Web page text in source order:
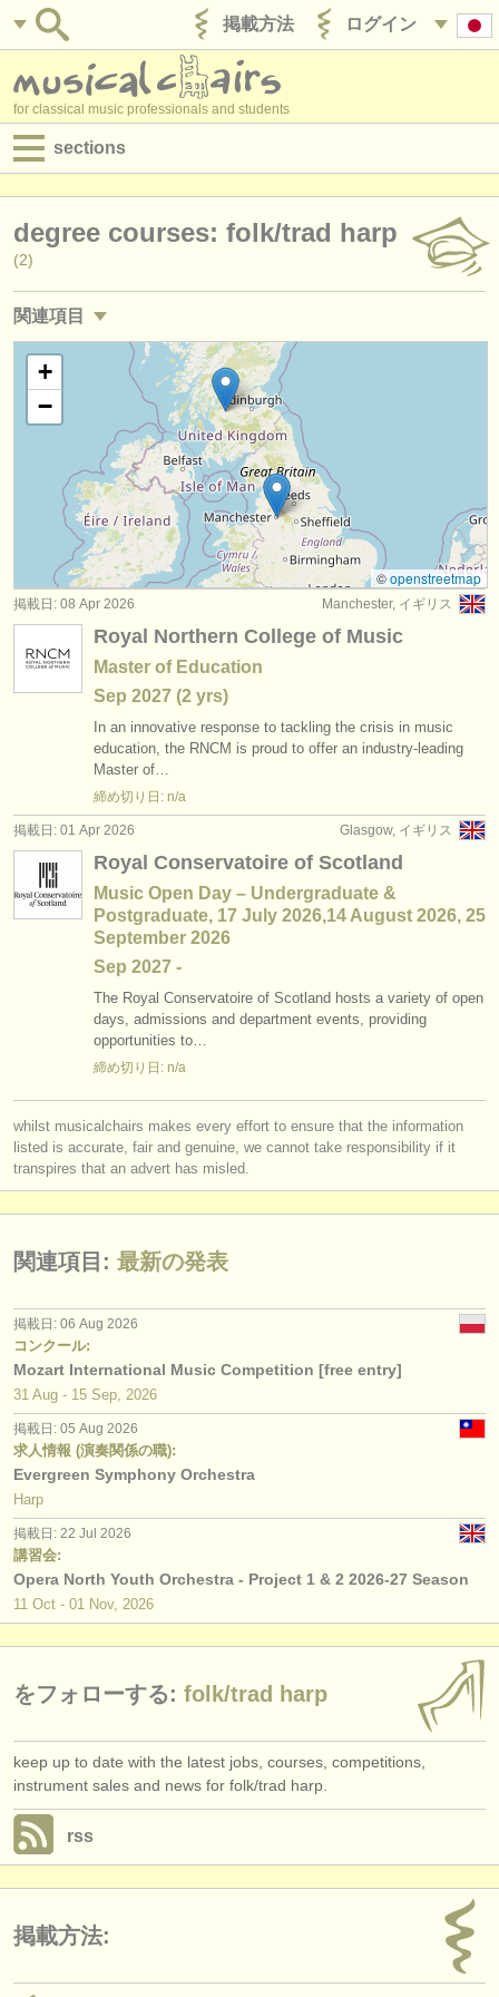
ログイン
掲載方法
for classical music professionals and students
sections
求人情報 (演奏関係の職)
求人情報 (管理者関連の職)
degree courses
講習会
コンクール
楽器の販売
盗まれた楽器
ディレクトリー:
オーケストラ
音楽学校
ユース オーケストラ
musicalchairsについて
お問い合わせ
rss feeds
クラシック音楽ニュース
掲載方法
find out about ourATS
ATSfaq
ログイン
degree courses: folk/trad harp
(2)
関連項目
求人情報 (演奏関係の職): ハープ (4)
求人情報 (教育関連の職): ハープ (1)
講習会: ハープ (4)
degree courses: ハープ (9)
コンクール: ハープ (2)
盗まれた楽器: ハープ
+
−
©openstreetmap
Manchester, イギリス
掲載日: 08 Apr 2026
Royal Northern College of Music
Master of Education
Sep 2027 (2 yrs)
In an innovative response to tackling the crisis in music
education, the RNCM is proud to offer an industry-leading
Master of…
締め切り日: n/a
Glasgow, イギリス
掲載日: 01 Apr 2026
Royal Conservatoire of Scotland
Music Open Day – Undergraduate &
Postgraduate, 17 July 2026,14 August 2026, 25
September 2026
Sep 2027 -
The Royal Conservatoire of Scotland hosts a variety of open
days, admissions and department events, providing
opportunities to…
締め切り日: n/a
whilst musicalchairs makes every effort to ensure that the information
listed is accurate, fair and genuine, we cannot take responsibility if it
transpires that an advert has misled.
関連項目: 最新の発表
掲載日: 06 Aug 2026
コンクール:
Mozart International Music Competition [free entry]
31 Aug - 15 Sep, 2026
掲載日: 05 Aug 2026
求人情報 (演奏関係の職):
Evergreen Symphony Orchestra
Harp
掲載日: 22 Jul 2026
講習会:
Opera North Youth Orchestra - Project 1 & 2 2026-27 Season
11 Oct - 01 Nov, 2026
をフォローする: folk/trad harp
keep up to date with the latest jobs, courses, competitions,
instrument sales and news for folk/trad harp.
rss
掲載方法: